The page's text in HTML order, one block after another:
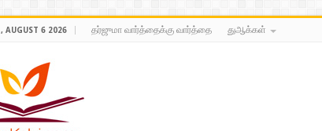
, AUGUST 6 2026 தர்ஜுமா வார்த்தைக்கு வார்த்தை துஆக்கள்